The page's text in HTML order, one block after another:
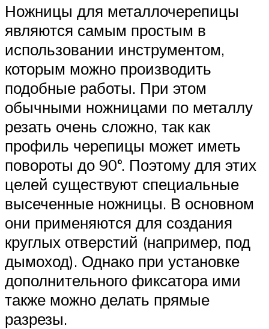
Ножницы для металлочерепицы
являются самым простым в
использовании инструментом,
которым можно производить
подобные работы. При этом
обычными ножницами по металлу
резать очень сложно, так как
профиль черепицы может иметь
повороты до 90°. Поэтому для этих
целей существуют специальные
высеченные ножницы. В основном
они применяются для создания
круглых отверстий (например, под
дымоход). Однако при установке
дополнительного фиксатора ими
также можно делать прямые
разрезы.